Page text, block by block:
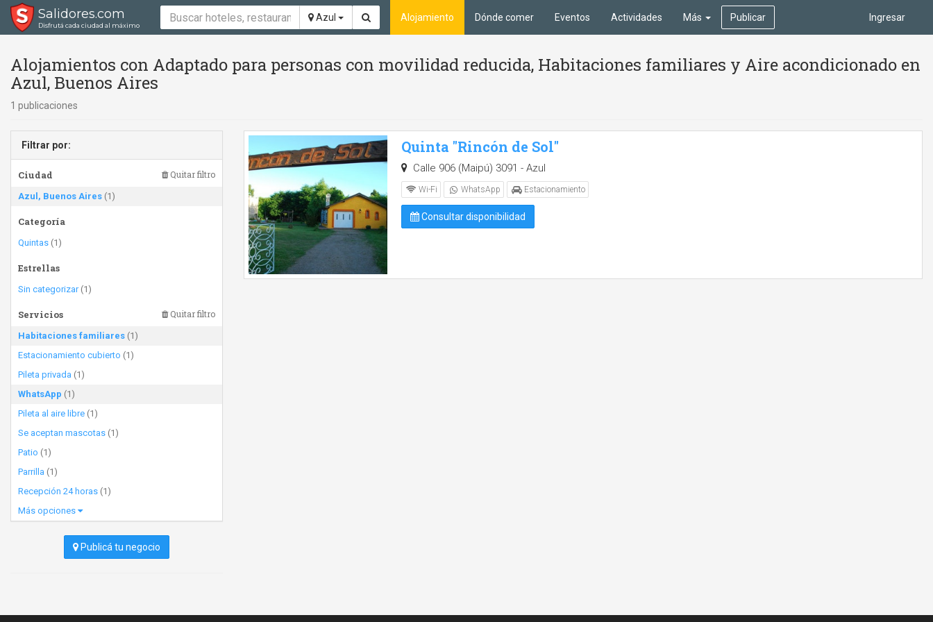
Salidores.com
Disfrutá cada ciudad al máximo
Azul Ingresar
Alojamiento Dónde comer Eventos Actividades Más Publicar
Alojamientos con Adaptado para personas con movilidad reducida, Habitaciones familiares y Aire acondicionado en
Azul, Buenos Aires
1 publicaciones
Filtrar por:
Ciudad Quitar filtro
Azul, Buenos Aires (1)
Categoría
Quintas (1)
Estrellas
Sin categorizar(1)
Servicios Quitar filtro
Habitaciones familiares (1)
Estacionamiento cubierto (1)
Pileta privada (1)
WhatsApp (1)
Pileta al aire libre (1)
Se aceptan mascotas (1)
Patio (1)
Parrilla (1)
Recepción 24 horas (1)
Más opciones
Publicá tu negocio
Quinta "Rincón de Sol"
Calle 906 (Maipú) 3091 - Azul
Wi-Fi WhatsApp Estacionamiento
Consultar disponibilidad